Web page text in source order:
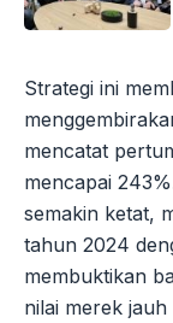
Strategi ini
mencatat
mencapai
semakin ketat,
tahun 2024
membuktikan
nilai merek